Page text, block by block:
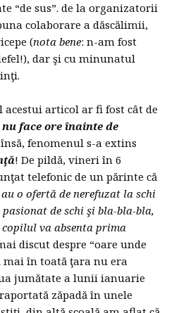
“de sus”. de la organizatorii
colaborare a dăscălimii,
(nota bene: n-am fost
dar şi cu minunatul
acestui articol ar fi fost cât de
face ore înainte de
fenomenul s-a extins
! De pildă, vineri în 6
telefonic de un părinte că
au o ofertă de nerefuzat la schi
de schi şi bla-bla-bla,
va absenta prima
discut despre “oare unde
mai în toată ţara nu era
jumătate a lunii ianuarie
zăpadă în unele